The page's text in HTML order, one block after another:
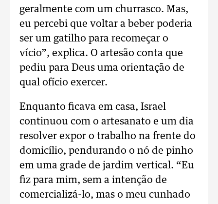
geralmente com um churrasco. Mas,
eu percebi que voltar a beber poderia
ser um gatilho para recomeçar o
vício”, explica. O artesão conta que
pediu para Deus uma orientação de
qual ofício exercer.
Enquanto ficava em casa, Israel
continuou com o artesanato e um dia
resolver expor o trabalho na frente do
domicílio, pendurando o nó de pinho
em uma grade de jardim vertical. “Eu
fiz para mim, sem a intenção de
comercializá-lo, mas o meu cunhado